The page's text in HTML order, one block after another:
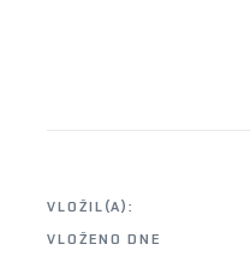
VLOŽIL(A):
VLOŽENO DNE